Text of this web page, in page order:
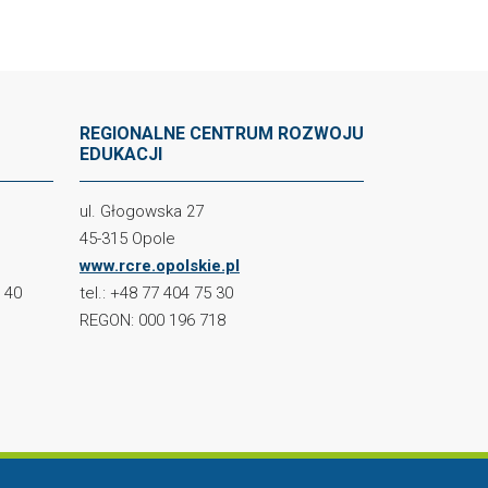
40
REGIONALNE CENTRUM ROZWOJU
EDUKACJI
ul. Głogowska 27
45-315 Opole
www.rcre.opolskie.pl
tel.: +48 77 404 75 30
REGON: 000 196 718